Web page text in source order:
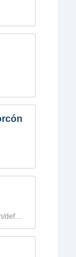
http://www.puertodelcarmen.com/triatlon/default.htm